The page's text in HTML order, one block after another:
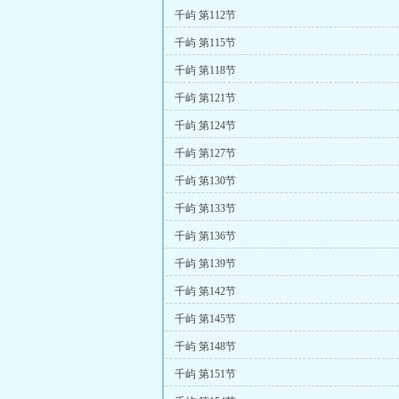
千屿 第112节
千屿 第115节
千屿 第118节
千屿 第121节
千屿 第124节
千屿 第127节
千屿 第130节
千屿 第133节
千屿 第136节
千屿 第139节
千屿 第142节
千屿 第145节
千屿 第148节
千屿 第151节